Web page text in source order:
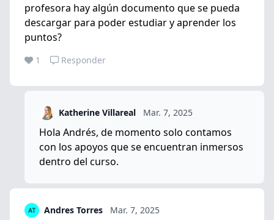
profesora hay algún documento que se pueda
descargar para poder estudiar y aprender los
puntos?
1 Responder
Katherine Villareal Mar. 7, 2025
Hola Andrés, de momento solo contamos
con los apoyos que se encuentran inmersos
dentro del curso.
Andres Torres Mar. 7, 2025